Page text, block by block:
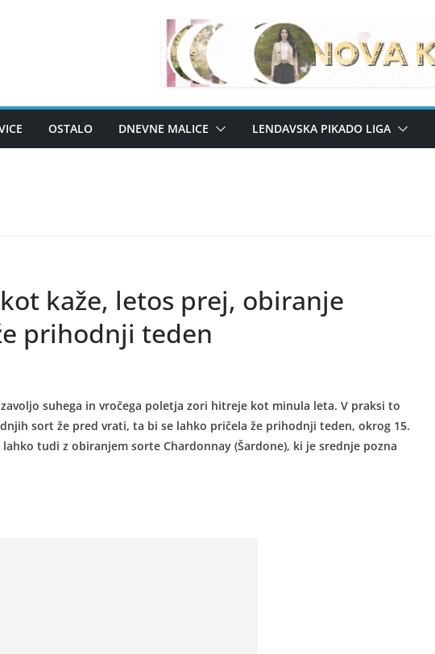
OSTALO DNEVNE MALICE LENDAVSKA PIKADO LIGA
kaže, letos prej, obiranje
prihodnji teden
suhega in vročega poletja zori hitreje kot minula leta. V praksi to
sort že pred vrati, ta bi se lahko pričela že prihodnji teden, okrog 15.
tudi z obiranjem sorte Chardonnay (Šardone), ki je srednje pozna